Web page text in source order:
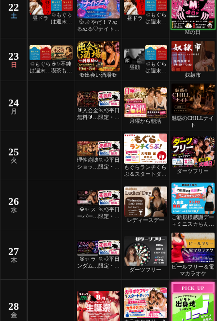
22
土 昼ドラ
♲もぐら
は週末祝
💦🌙 やだ！？ぬ
るぬる♡ナイトプ
昼ドラ
♲もぐら
は週末祝
Mの日
23
日
♲もぐら
は週末祝
☕️✨不純
喫茶もぐ
🍻出会い酒場🍻
昼顔
♲もぐら
は週末祝
奴隷市
24
月
🔰入会金
無料🔰ご
ーツナイ
🏃💨平日
限定・先
月曜から朝活
魅惑のCHILLナイ
ト
25
火
理性崩壊
ショット
ー
🏃💨平日
限定・先
もぐらランチくら
ぶ＆スタートダッ
シュ
ダーツフリー
26
水
💎✨ ス
ーパーレ
デー ✨
🏃💨平日
限定・先
レディースデー
ご新規様感謝デー
＋ミニスカちんち
ろ
27
木
🎯✨ ラ
ンダムマ
ツフリー
🏃💨平日
限定・先
ダーツフリー
ビールフリー＆電
マカラオケ
28
金
PICK UP